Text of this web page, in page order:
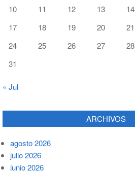
10
11 12 13 14
17
18 19 20 21
24
25 26 27 28
31
« Jul
ARCHIVOS
agosto 2026
julio 2026
junio 2026